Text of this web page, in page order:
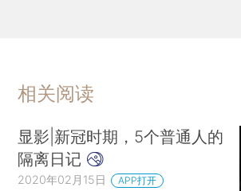
相关阅读
显影|新冠时期，5个普通人的
隔离日记
2020年02月15日 APP打开